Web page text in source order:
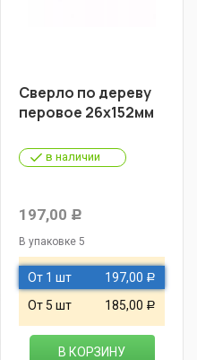
Сверло по дереву
перовое 26х152мм
в наличии
197,00 Р
В упаковке 5
От 1 шт 197,00 Р
От 5 шт 185,00 Р
В КОРЗИНУ